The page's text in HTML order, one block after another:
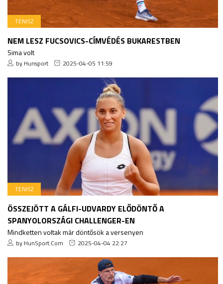
TENISZ
NEM LESZ FUCSOVICS-CÍMVÉDÉS BUKARESTBEN
Sima volt
by Hunsport 2025-04-05 11:59
TENISZ
ÖSSZEJÖTT A GÁLFI-UDVARDY ELŐDÖNTŐ A
SPANYOLORSZÁGI CHALLENGER-EN
Mindketten voltak már döntősök a versenyen
by HunSport.Com 2025-04-04 22:27